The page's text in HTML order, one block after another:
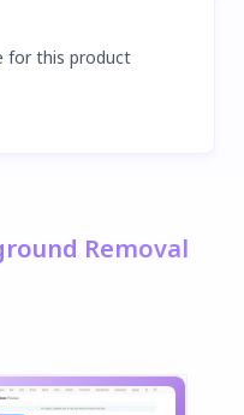
for this product
Removal